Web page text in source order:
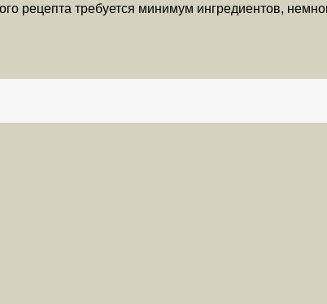
рецепта требуется минимум ингредиентов,